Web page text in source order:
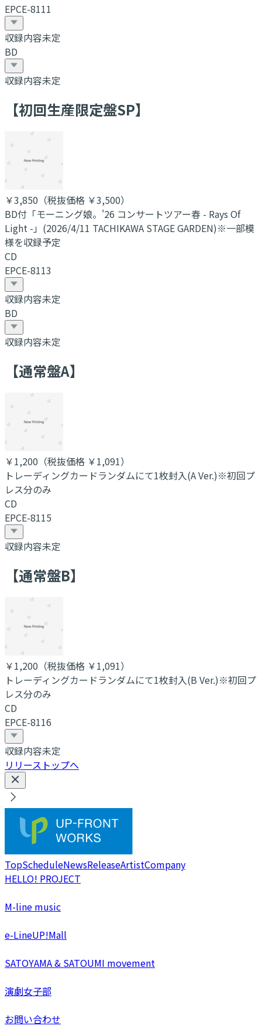
EPCE-8111
収録内容未定
BD
収録内容未定
【初回生産限定盤SP】
￥3,850 （税抜価格 ￥3,500）
BD付「モーニング娘。'26 コンサートツアー春 - Rays Of
Light -」(2026/4/11 TACHIKAWA STAGE GARDEN)※一部模
様を収録予定
CD
EPCE-8113
収録内容未定
BD
収録内容未定
【通常盤A】
￥1,200 （税抜価格 ￥1,091）
トレーディングカードランダムにて1枚封入(A Ver.)※初回プ
レス分のみ
CD
EPCE-8115
収録内容未定
【通常盤B】
￥1,200 （税抜価格 ￥1,091）
トレーディングカードランダムにて1枚封入(B Ver.)※初回プ
レス分のみ
CD
EPCE-8116
収録内容未定
リリーストップへ
TopScheduleNewsReleaseArtistCompany
HELLO! PROJECT
M-line music
e-LineUP!Mall
SATOYAMA & SATOUMI movement
演劇女子部
お問い合わせ